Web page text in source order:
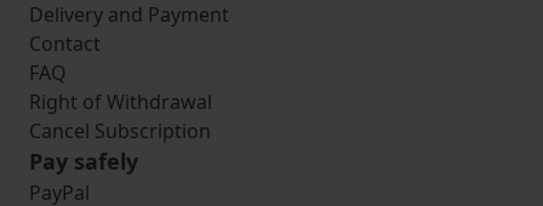
Delivery and Payment
Contact
FAQ
Right of Withdrawal
Cancel Subscription
Pay safely
PayPal